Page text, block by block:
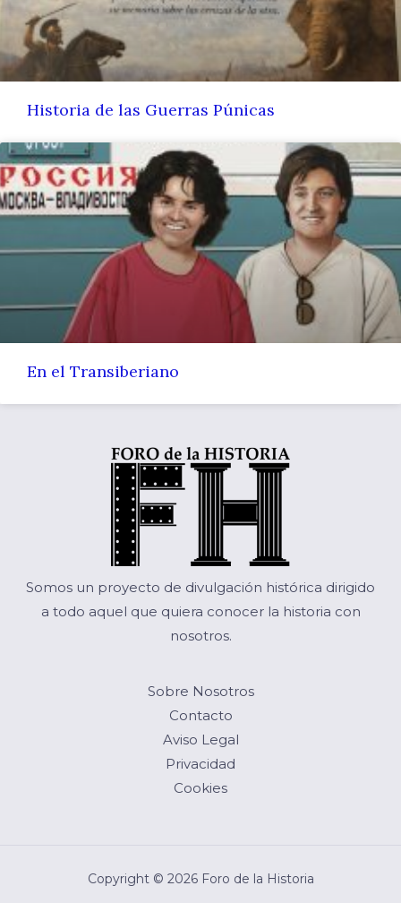
Historia de las Guerras Púnicas
En el Transiberiano
Somos un proyecto de divulgación histórica dirigido
a todo aquel que quiera conocer la historia con
nosotros.
Sobre Nosotros
Contacto
Aviso Legal
Privacidad
Cookies
Copyright © 2026 Foro de la Historia